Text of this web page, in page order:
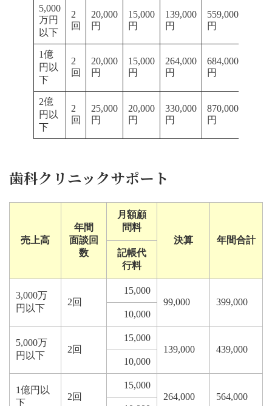
5,000
万円
以下
2
回
20,000
円
15,000
円
139,000
円
559,000
円
1億
円以
下
2
回
20,000
円
15,000
円
264,000
円
684,000
円
2億
円以
下
2
回
25,000
円
20,000
円
330,000
円
870,000
円
歯科クリニックサポート
売上高
年間
面談回
数
月額顧
問料
決算
年間合計
記帳代
行料
3,000万
円以下
2回
15,000
99,000
399,000
10,000
5,000万
円以下
2回
15,000
139,000
439,000
10,000
1億円以
下
2回
15,000
264,000
564,000